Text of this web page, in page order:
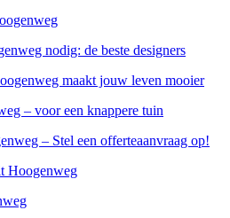
nodig: de beste designers
maakt jouw leven mooier
– voor een knappere tuin
– Stel een offerteaanvraag op!
Hoogenweg